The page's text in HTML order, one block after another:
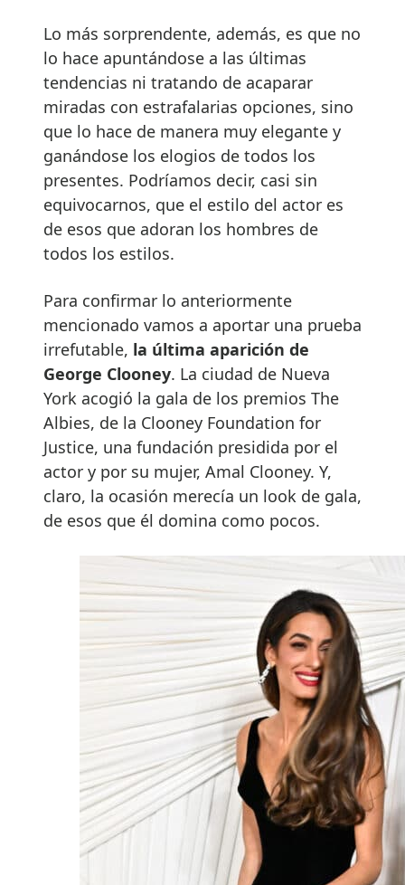
Lo más sorprendente, además, es que no
lo hace apuntándose a las últimas
tendencias ni tratando de acaparar
miradas con estrafalarias opciones, sino
que lo hace de manera muy elegante y
ganándose los elogios de todos los
presentes. Podríamos decir, casi sin
equivocarnos, que el estilo del actor es
de esos que adoran los hombres de
todos los estilos.
Para confirmar lo anteriormente
mencionado vamos a aportar una prueba
irrefutable, la última aparición de
George Clooney. La ciudad de Nueva
York acogió la gala de los premios The
Albies, de la Clooney Foundation for
Justice, una fundación presidida por el
actor y por su mujer, Amal Clooney. Y,
claro, la ocasión merecía un look de gala,
de esos que él domina como pocos.